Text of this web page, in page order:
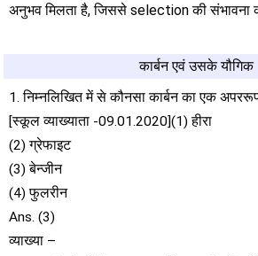
अनुभव मिलता है, जिससे selection की संभावना
कार्बन एवं उसके यौगिक
1. निम्नलिखित में से कौनसा कार्बन का एक
[स्कूल व्याख्याता -09.01.2020](1) हीरा
(2) ग्रेफाइट
(3) बेन्जीन
(4) फुलरीन
Ans. (3)
व्याख्या –